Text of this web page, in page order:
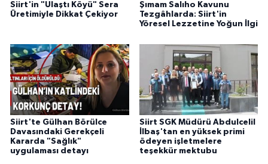
Siirt'in "Ulaştı Köyü" Sera
Üretimiyle Dikkat Çekiyor
Şımam Salıho Kavunu
Tezgâhlarda: Siirt'in
Yöresel Lezzetine Yoğun İlgi
Siirt'te Gülhan Börülce
Davasındaki Gerekçeli
Kararda "Sağlık"
uygulaması detayı
Siirt SGK Müdürü Abdulcelil
İlbaş'tan en yüksek primi
ödeyen işletmelere
teşekkür mektubu